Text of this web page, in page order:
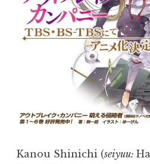
Kanou Shinichi (seiyuu: